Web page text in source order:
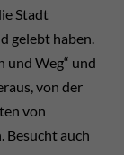
Stadt
gelebt haben.
und Weg“ und
von der
von
Besucht auch